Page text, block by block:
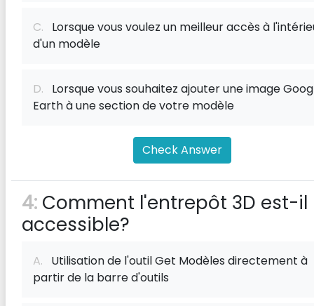
C. Lorsque vous voulez un meilleur accès à
d'un modèle
D. Lorsque vous souhaitez ajouter une image
Earth à une section de votre modèle
Check Answer
4: Comment l'entrepôt 3D est-il
accessible?
A. Utilisation de l'outil Get Modèles directement à
partir de la barre d'outils